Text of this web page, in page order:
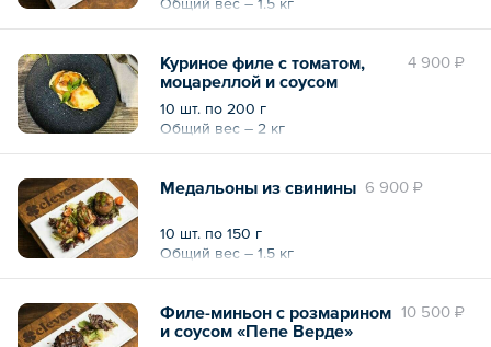
4 900 ₽
Куриное филе с томатом,
моцареллой и соусом
«Песто»
10 шт. по 200 г
Общий вес – 2 кг
6 900 ₽
Медальоны из свинины
10 шт. по 150 г
Общий вес – 1.5 кг
10 500 ₽
Филе-миньон с розмарином
и соусом «Пепе Верде»